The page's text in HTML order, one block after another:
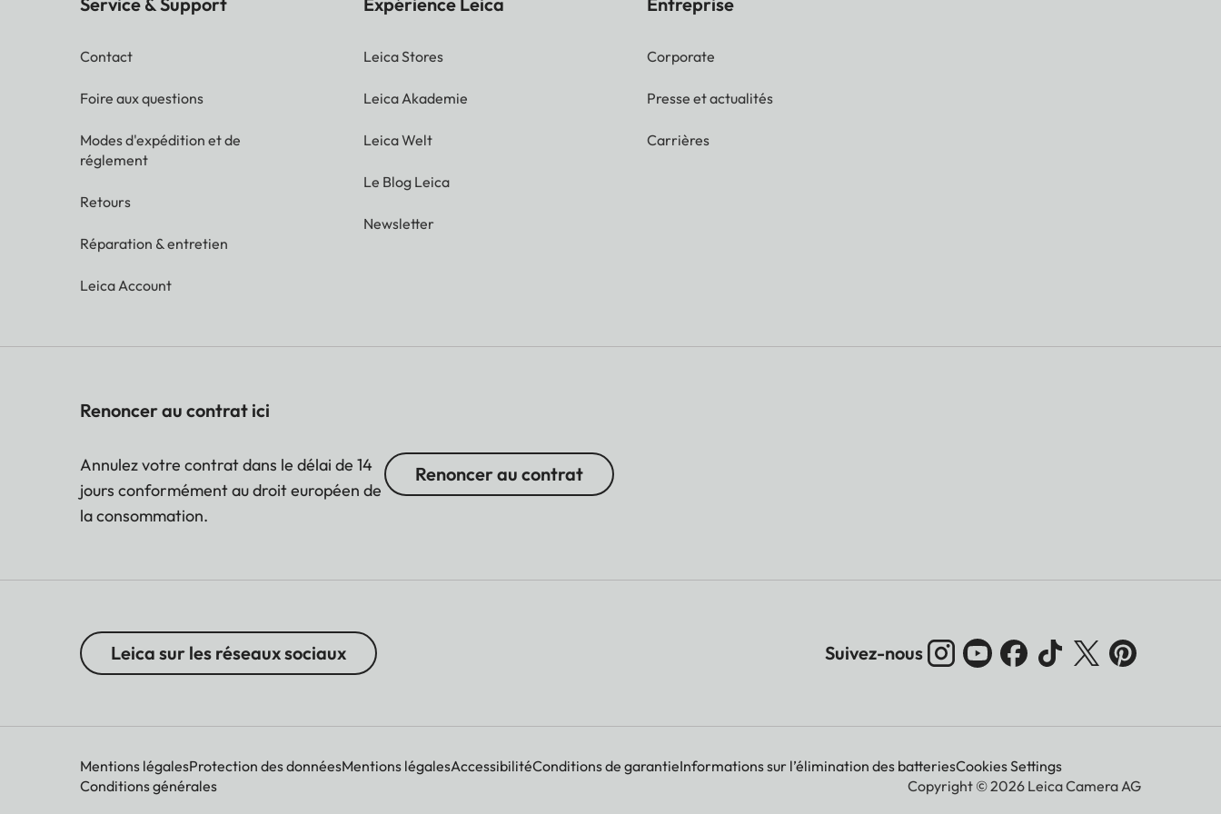
Contact
Foire aux questions
Modes d'expédition et de
réglement
Retours
Réparation & entretien
Leica Account
Leica Stores
Leica Akademie
Leica Welt
Le Blog Leica
Newsletter
Corporate
Presse et actualités
Carrières
Renoncer au contrat ici
Annulez votre contrat dans le délai de 14
jours conformément au droit européen de
la consommation.
Renoncer au contrat
Leica sur les réseaux sociaux Suivez-nous
Mentions légalesProtection des donnéesMentions légalesAccessibilitéConditions de garantieInformations sur l’élimination des batteriesCookies Settings
Conditions générales
Copyright © 2026 Leica Camera AG